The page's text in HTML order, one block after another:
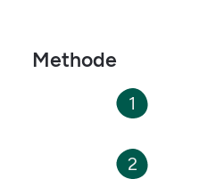
Methode
1
2